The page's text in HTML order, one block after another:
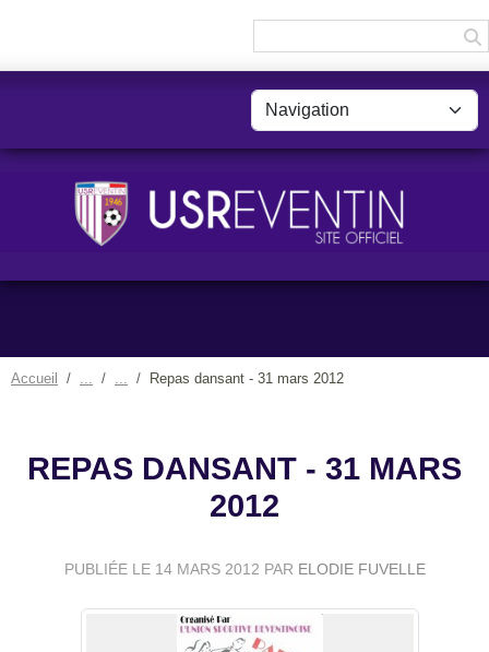
Accueil Repas dansant - 31 mars 2012
REPAS DANSANT - 31 MARS
2012
PUBLIÉE LE 14 MARS 2012 PAR ELODIE FUVELLE